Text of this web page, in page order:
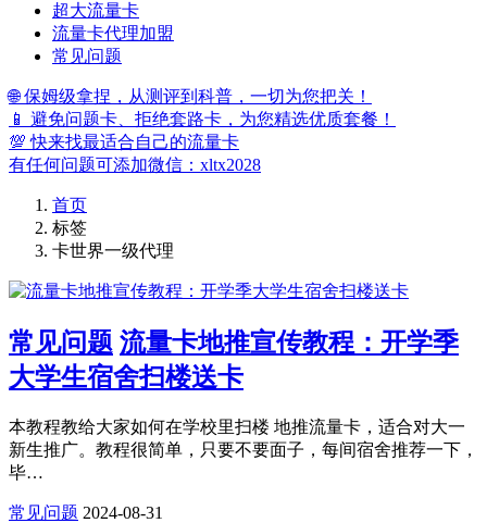
超大流量卡
流量卡代理加盟
常见问题
🌐 保姆级拿捏，从测评到科普，一切为您把关！
📱 避免问题卡、拒绝套路卡，为您精选优质套餐！
💯 快来找最适合自己的流量卡
有任何问题可添加微信：xltx2028
首页
标签
卡世界一级代理
常见问题 流量卡地推宣传教程：开学季
大学生宿舍扫楼送卡
本教程教给大家如何在学校里扫楼 地推流量卡，适合对大一
新生推广。教程很简单，只要不要面子，每间宿舍推荐一下，
毕…
常见问题 2024-08-31